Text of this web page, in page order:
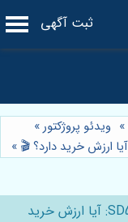
ثبت آگهی
» ویدئو پروژکتور»
»
⭐️ نقد و بررسی مینی ویدئو پروژکتور النز SD550: آیا ارزش خرید